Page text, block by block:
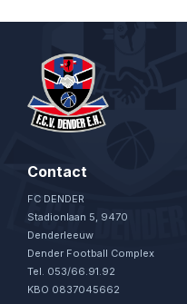
Contact
FC DENDER
Stadionlaan 5, 9470
Denderleeuw
Dender Football Complex
Tel. 053/66.91.92
KBO 0837045662